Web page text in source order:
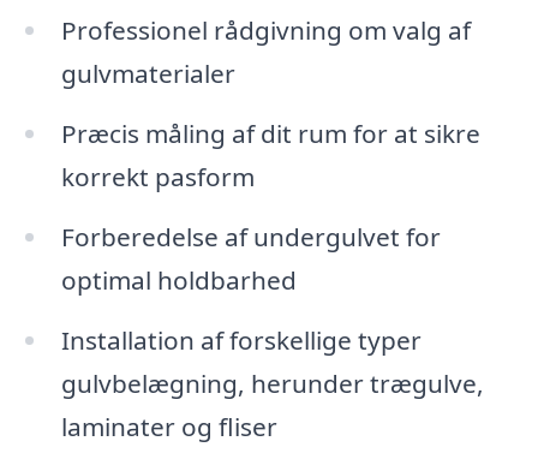
Professionel rådgivning om valg af
gulvmaterialer
Præcis måling af dit rum for at sikre
korrekt pasform
Forberedelse af undergulvet for
optimal holdbarhed
Installation af forskellige typer
gulvbelægning, herunder trægulve,
laminater og fliser